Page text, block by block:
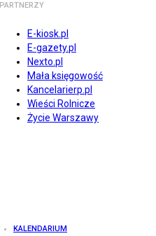
PARTNERZY
E-kiosk.pl
E-gazety.pl
Nexto.pl
Mała księgowość
Kancelarierp.pl
Wieści Rolnicze
Życie Warszawy
KALENDARIUM